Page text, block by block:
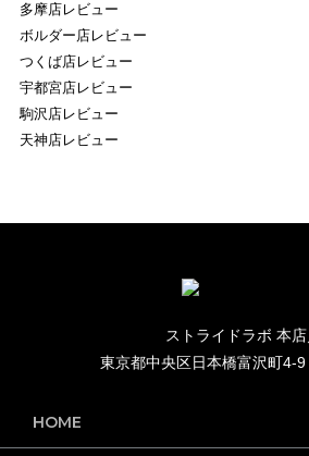
多摩店レビュー
ボルダー店レビュー
つくば店レビュー
宇都宮店レビュー
駒沢店レビュー
天神店レビュー
ストライドラボ 本店
東京都中央区日本橋富沢町4-
HOME